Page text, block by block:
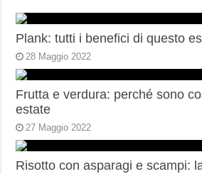
Plank: tutti i benefici di questo
28 Maggio 2022
Frutta e verdura: perché sono
estate
27 Maggio 2022
Risotto con asparagi e scampi: